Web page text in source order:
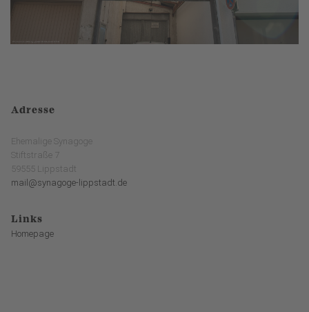
Adresse
Ehemalige Synagoge
Stiftstraße 7
59555 Lippstadt
mail@synagoge-lippstadt.de
Links
Homepage